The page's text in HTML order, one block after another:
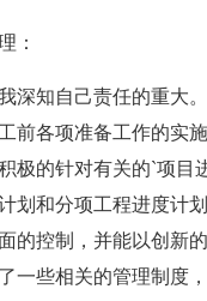
：
深知自己责任的重大
前各项准备工作的实
极的针对有关的`项
划和分项工程进度计
的控制，并能以创新
一些相关的管理制度